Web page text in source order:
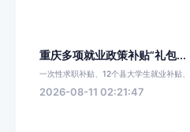
重庆多项就业政策补贴“礼包...
一次性求职补贴、12个县大学生就业补贴
2026-08-11 02:21:47